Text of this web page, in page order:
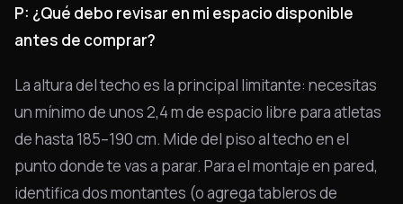
P: ¿Qué debo revisar en mi espacio disponible
antes de comprar?
La altura del techo es la principal limitante: necesitas
un mínimo de unos 2,4 m de espacio libre para atletas
de hasta 185–190 cm. Mide del piso al techo en el
punto donde te vas a parar. Para el montaje en pared,
identifica dos montantes (o agrega tableros de